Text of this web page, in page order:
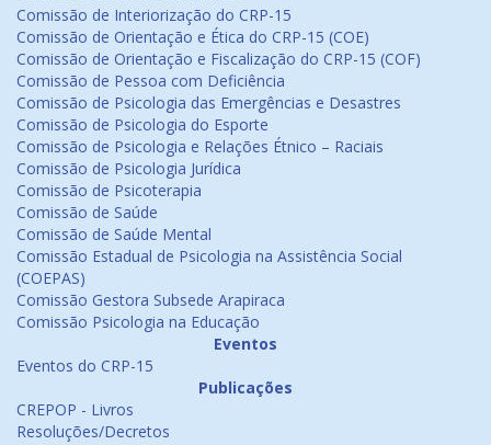
Comissão de Interiorização do CRP-15
Comissão de Orientação e Ética do CRP-15 (COE)
Comissão de Orientação e Fiscalização do CRP-15 (COF)
Comissão de Pessoa com Deficiência
Comissão de Psicologia das Emergências e Desastres
Comissão de Psicologia do Esporte
Comissão de Psicologia e Relações Étnico – Raciais
Comissão de Psicologia Jurídica
Comissão de Psicoterapia
Comissão de Saúde
Comissão de Saúde Mental
Comissão Estadual de Psicologia na Assistência Social
(COEPAS)
Comissão Gestora Subsede Arapiraca
Comissão Psicologia na Educação
Eventos
Eventos do CRP-15
Publicações
CREPOP - Livros
Resoluções/Decretos